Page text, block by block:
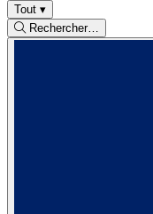
Tout ▾
Rechercher…